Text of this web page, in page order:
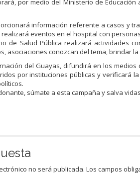
por medio del Ministerio de
información referente a casos y
realizará eventos en el hospital con
de Salud Pública realizará actividades
asociaciones conozcan del tema, brindar
del Guayas, difundirá en los
por instituciones públicas y verificará
súmate a esta campaña y salva
no será publicada. Los campos